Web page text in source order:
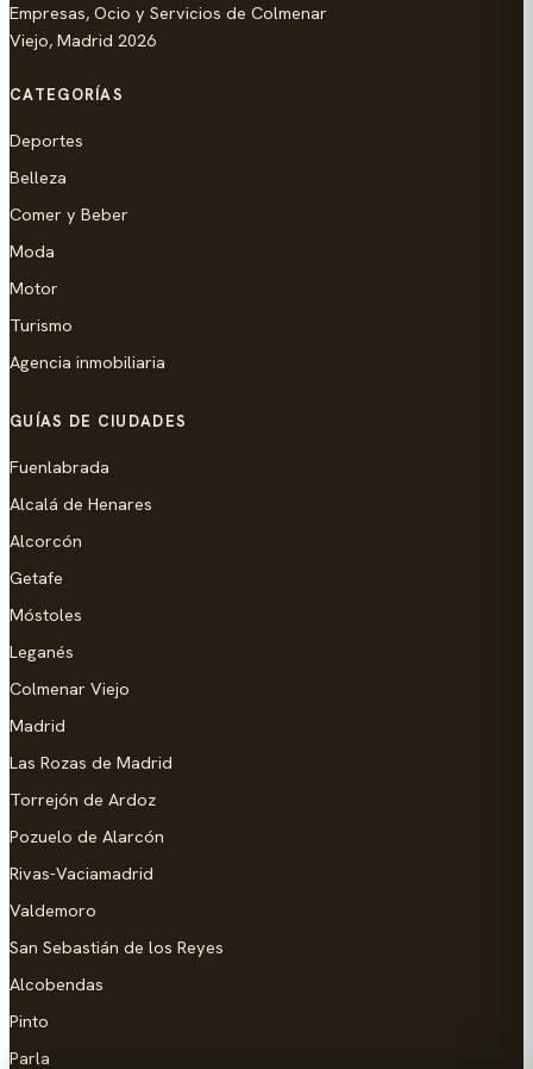
Empresas, Ocio y Servicios de Colmenar
Viejo, Madrid 2026
CATEGORÍAS
Deportes
Belleza
Comer y Beber
Moda
Motor
Turismo
Agencia inmobiliaria
GUÍAS DE CIUDADES
Fuenlabrada
Alcalá de Henares
Alcorcón
Getafe
Móstoles
Leganés
Colmenar Viejo
Madrid
Las Rozas de Madrid
Torrejón de Ardoz
Pozuelo de Alarcón
Rivas-Vaciamadrid
Valdemoro
San Sebastián de los Reyes
Alcobendas
Pinto
Parla